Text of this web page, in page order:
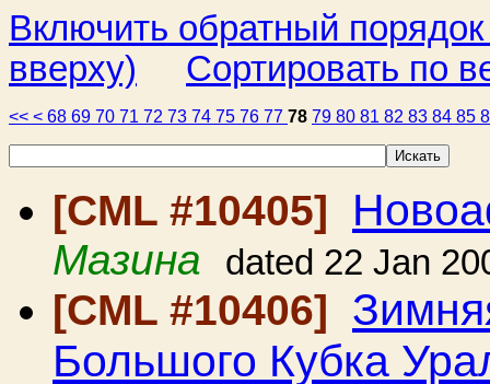
Включить обратный
вверху)
Сортировать по
<< < 68 69 70 71 72 73 74 75 76 77 78 79 80 81 82 83 84 85
[CML #10405]
Мазина dated 22 Jan
[CML #10406]
Большого Кубка